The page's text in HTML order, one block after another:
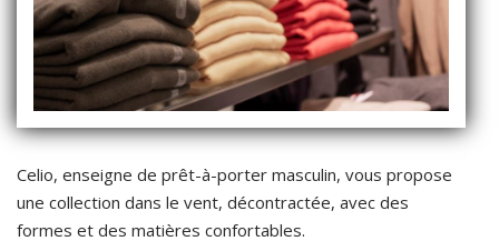
Celio, enseigne de prêt-à-porter masculin, vous propose
une collection dans le vent, décontractée, avec des
formes et des matières confortables.